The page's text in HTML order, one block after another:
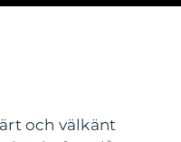
och välkänt